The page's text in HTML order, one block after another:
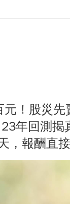
！股災先
年回測揭
，報酬直